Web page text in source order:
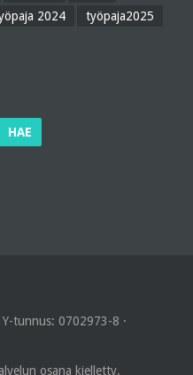
2024
työpaja2025
tunnus: 0702973-8 ·
osana kielletty.